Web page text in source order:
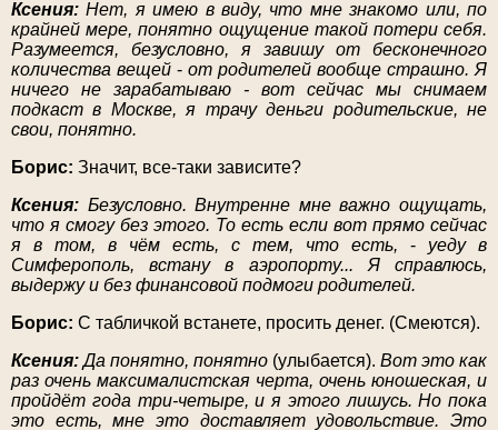
Ксения:Нет, я имею в виду, что мне знакомо или, по
крайней мере, понятно ощущение такой потери себя.
Разумеется, безусловно, я завишу от бесконечного
количества вещей - от родителей вообще страшно. Я
ничего не зарабатываю - вот сейчас мы снимаем
подкаст в Москве, я трачу деньги родительские, не
свои, понятно.
Борис: Значит, все-таки зависите?
Ксения: Безусловно. Внутренне мне важно ощущать,
что я смогу без этого. То есть если вот прямо сейчас
я в том, в чём есть, с тем, что есть, - уеду в
Симферополь, встану в аэропорту... Я справлюсь,
выдержу и без финансовой подмоги родителей.
Борис: С табличкой встанете, просить денег. (Смеются).
Ксения:Да понятно, понятно (улыбается). Вот это как
раз очень максималистская черта, очень юношеская, и
пройдёт года три-четыре, и я этого лишусь. Но пока
это есть, мне это доставляет удовольствие. Это